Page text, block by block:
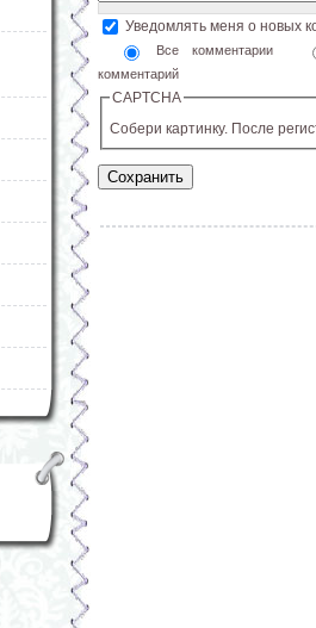
Уведомлять меня о новых
Все комментарии
комментарий
CAPTCHA
Собери картинку. После